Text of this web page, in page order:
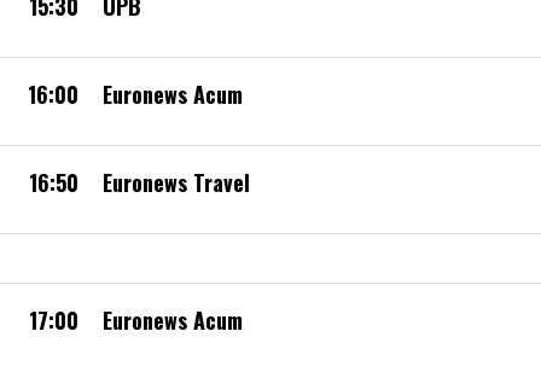
16:00 Euronews Acum
16:50 Euronews Travel
17:00 Euronews Acum